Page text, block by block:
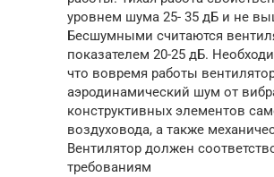
уровнем шума 25- 35 дБ и не
Бесшумными считаются
показателем 20-25 дБ.
что вовремя работы
аэродинамический шум от
конструктивных элементов
воздуховода, а также
Вентилятор должен
требованиям